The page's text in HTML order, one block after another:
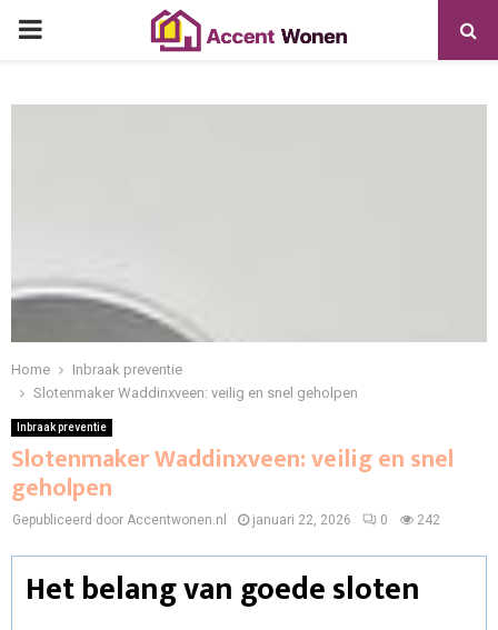
PRIMARY
Home
Inbraak preventie
Slotenmaker Waddinxveen: veilig en snel geholpen
Inbraak preventie
Slotenmaker Waddinxveen: veilig en snel
geholpen
Gepubliceerd door Accentwonen.nl januari 22, 2026 0 242
Het belang van goede sloten